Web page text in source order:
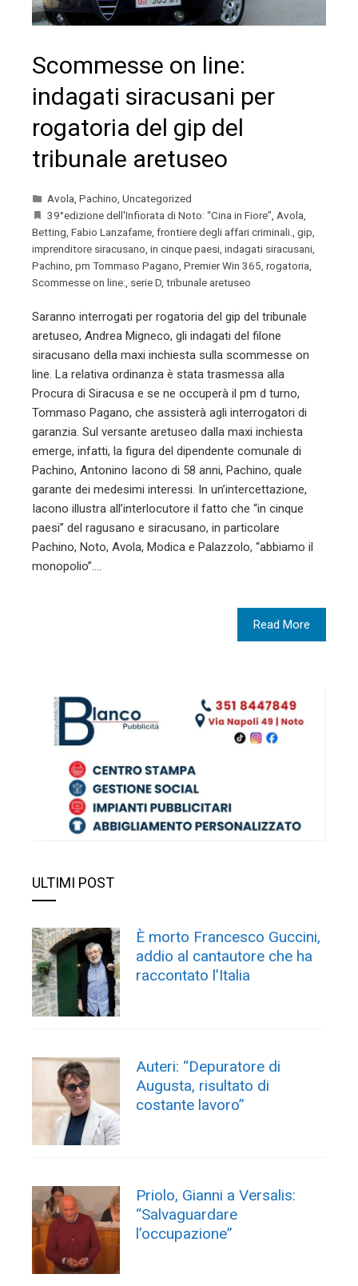
Scommesse on line:
indagati siracusani per
rogatoria del gip del
tribunale aretuseo
Avola, Pachino, Uncategorized
39°edizione dell'Infiorata di Noto: “Cina in Fiore”, Avola,
Betting, Fabio Lanzafame, frontiere degli affari criminali., gip,
imprenditore siracusano, in cinque paesi, indagati siracusani,
Pachino, pm Tommaso Pagano, Premier Win 365, rogatoria,
Scommesse on line:, serie D, tribunale aretuseo
Saranno interrogati per rogatoria del gip del tribunale
aretuseo, Andrea Migneco, gli indagati del filone
siracusano della maxi inchiesta sulla scommesse on
line. La relativa ordinanza è stata trasmessa alla
Procura di Siracusa e se ne occuperà il pm d turno,
Tommaso Pagano, che assisterà agli interrogatori di
garanzia. Sul versante aretuseo dalla maxi inchiesta
emerge, infatti, la figura del dipendente comunale di
Pachino, Antonino Iacono di 58 anni, Pachino, quale
garante dei medesimi interessi. In un’intercettazione,
Iacono illustra all’interlocutore il fatto che “in cinque
paesi” del ragusano e siracusano, in particolare
Pachino, Noto, Avola, Modica e Palazzolo, “abbiamo il
monopolio”.…
Read More
ULTIMI POST
È morto Francesco Guccini,
addio al cantautore che ha
raccontato l’Italia
Auteri: “Depuratore di
Augusta, risultato di
costante lavoro”
Priolo, Gianni a Versalis:
“Salvaguardare
l’occupazione”